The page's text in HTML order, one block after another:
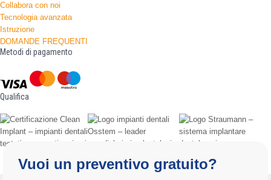
Collabora con noi
Tecnologia avanzata
Istruzione
DOMANDE FREQUENTI
Metodi di pagamento
Qualifica
Vuoi un preventivo gratuito?